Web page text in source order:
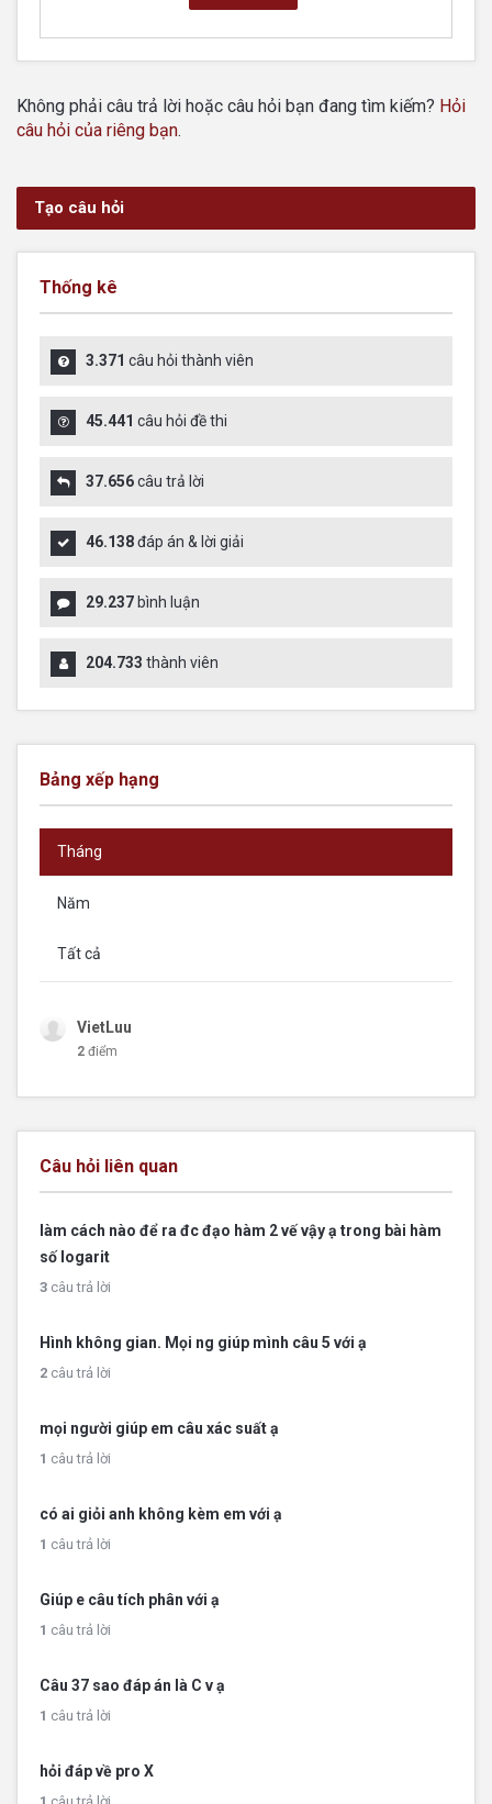
Không phải câu trả lời hoặc câu hỏi bạn đang tìm kiếm? Hỏi
câu hỏi của riêng bạn.
Tạo câu hỏi
Thống kê
3.371 câu hỏi thành viên
45.441 câu hỏi đề thi
37.656câu trả lời
46.138đáp án & lời giải
29.237 bình luận
204.733 thành viên
Bảng xếp hạng
Tháng
Năm
Tất cả
VietLuu
2 điểm
Câu hỏi liên quan
làm cách nào để ra đc đạo hàm 2 vế vậy ạ trong bài hàm
số logarit
3 câu trả lời
Hình không gian. Mọi ng giúp mình câu 5 với ạ
2 câu trả lời
mọi người giúp em câu xác suất ạ
1 câu trả lời
có ai giỏi anh không kèm em với ạ
1 câu trả lời
Giúp e câu tích phân với ạ
1 câu trả lời
Câu 37 sao đáp án là C v ạ
1 câu trả lời
hỏi đáp về pro X